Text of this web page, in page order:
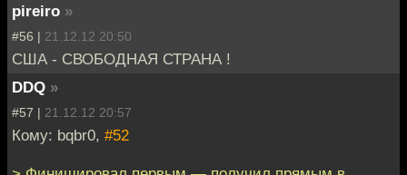
pireiro »
#56 | 21.12.12 20:50
США - СВОБОДНАЯ СТРАНА !
DDQ »
#57 | 21.12.12 20:57
Кому: bqbr0, #52